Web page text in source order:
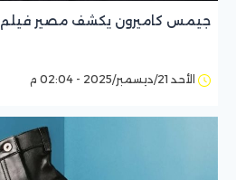
جيمس كاميرون يكشف مصير فيلم Avatar 4
الأحد 21/ديسمبر/2025 - 02:04 م